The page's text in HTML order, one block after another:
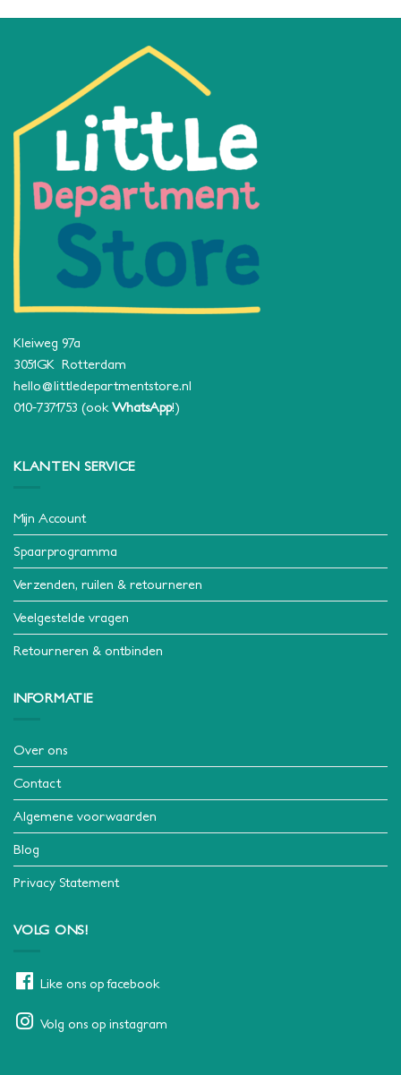
Kleiweg 97a
3051GK Rotterdam
hello@littledepartmentstore.nl
010-7371753 (ook WhatsApp!)
KLANTEN SERVICE
Mijn Account
Spaarprogramma
Verzenden, ruilen & retourneren
Veelgestelde vragen
Retourneren & ontbinden
INFORMATIE
Over ons
Contact
Algemene voorwaarden
Blog
Privacy Statement
VOLG ONS!
Like ons op facebook
Volg ons op instagram